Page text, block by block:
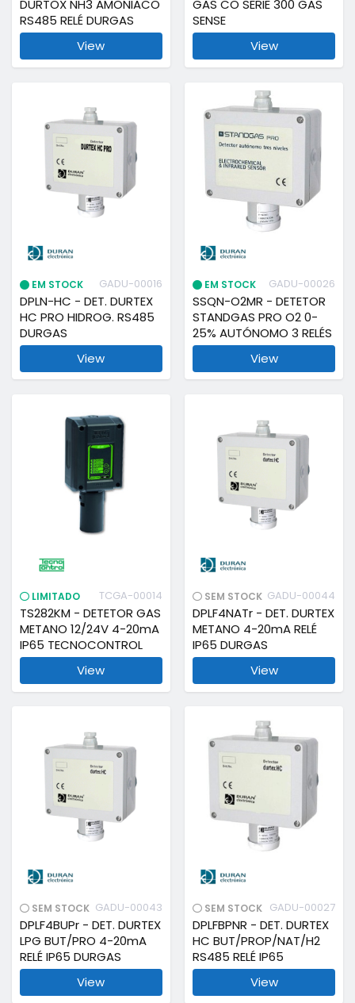
DURTOX NH3 AMONIACO
RS485 RELÉ DURGAS
View
GAS CO SERIE 300 GAS
SENSE
View
EM STOCK GADU-00016
DPLN-HC - DET. DURTEX
HC PRO HIDROG. RS485
DURGAS
View
EM STOCK GADU-00026
SSQN-O2MR - DETETOR
STANDGAS PRO O2 0-
25% AUTÓNOMO 3 RELÉS
View
LIMITADO TCGA-00014
TS282KM - DETETOR GAS
METANO 12/24V 4-20mA
IP65 TECNOCONTROL
View
SEM STOCK GADU-00044
DPLF4NATr - DET. DURTEX
METANO 4-20mA RELÉ
IP65 DURGAS
View
SEM STOCK GADU-00043
DPLF4BUPr - DET. DURTEX
LPG BUT/PRO 4-20mA
RELÉ IP65 DURGAS
View
SEM STOCK GADU-00027
DPLFBPNR - DET. DURTEX
HC BUT/PROP/NAT/H2
RS485 RELÉ IP65
View